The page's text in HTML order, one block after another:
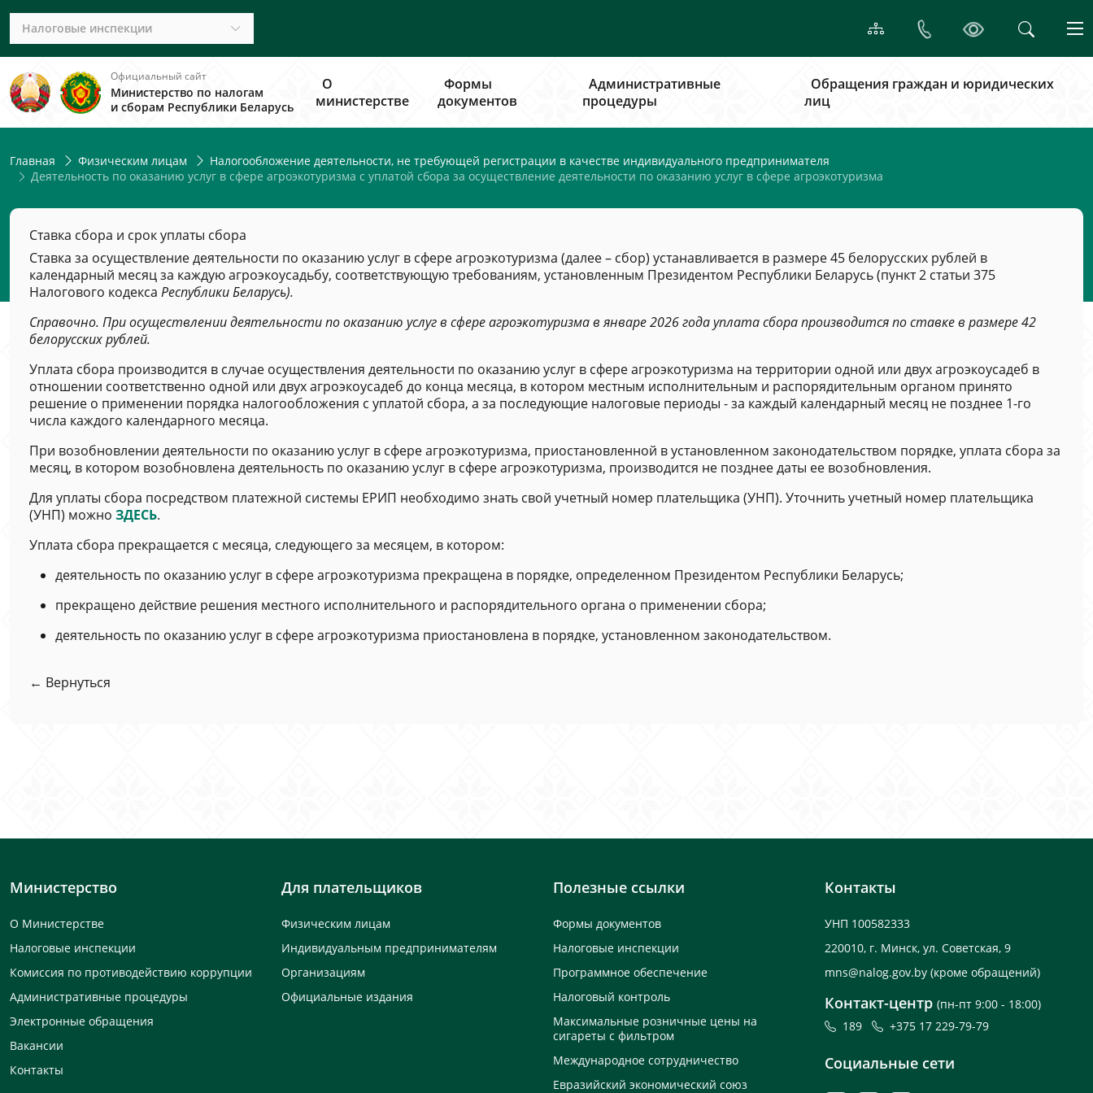
Налоговые инспекции
Официальный сайт
Министерство по налогам
и сборам Республики Беларусь
О
министерстве
Формы
документов
Административные
процедуры
Обращения граждан и юридических
лиц
Главная Физическим лицам
Налогообложение деятельности, не требующей регистрации в качестве индивидуального предпринимателя
Деятельность по оказанию услуг в сфере агроэкотуризма с уплатой сбора за осуществление деятельности по оказанию услуг в сфере агроэкотуризма
Ставка сбора и срок уплаты сбора
Ставка за осуществление деятельности по оказанию услуг в сфере агроэкотуризма (далее – сбор) устанавливается в размере 45 белорусских рублей в
календарный месяц за каждую агроэкоусадьбу, соответствующую требованиям, установленным Президентом Республики Беларусь (пункт 2 статьи 375
Налогового кодекса Республики Беларусь).
Справочно. При осуществлении деятельности по оказанию услуг в сфере агроэкотуризма в январе 2026 года уплата сбора производится по ставке в размере 42
белорусских рублей.
Уплата сбора производится в случае осуществления деятельности по оказанию услуг в сфере агроэкотуризма на территории одной или двух агроэкоусадеб в
отношении соответственно одной или двух агроэкоусадеб до конца месяца, в котором местным исполнительным и распорядительным органом принято
решение о применении порядка налогообложения с уплатой сбора, а за последующие налоговые периоды - за каждый календарный месяц не позднее 1-го
числа каждого календарного месяца.
При возобновлении деятельности по оказанию услуг в сфере агроэкотуризма, приостановленной в установленном законодательством порядке, уплата сбора за
месяц, в котором возобновлена деятельность по оказанию услуг в сфере агроэкотуризма, производится не позднее даты ее возобновления.
Для уплаты сбора посредством платежной системы ЕРИП необходимо знать свой учетный номер плательщика (УНП). Уточнить учетный номер плательщика
(УНП) можно ЗДЕСЬ.
Уплата сбора прекращается с месяца, следующего за месяцем, в котором:
деятельность по оказанию услуг в сфере агроэкотуризма прекращена в порядке, определенном Президентом Республики Беларусь;
прекращено действие решения местного исполнительного и распорядительного органа о применении сбора;
деятельность по оказанию услуг в сфере агроэкотуризма приостановлена в порядке, установленном законодательством.
← Вернуться
Министерство
О Министерстве
Налоговые инспекции
Комиссия по противодействию коррупции
Административные процедуры
Электронные обращения
Вакансии
Контакты
Для плательщиков
Физическим лицам
Индивидуальным предпринимателям
Организациям
Официальные издания
Полезные ссылки
Формы документов
Налоговые инспекции
Программное обеспечение
Налоговый контроль
Максимальные розничные цены на
сигареты с фильтром
Международное сотрудничество
Евразийский экономический союз
Контакты
УНП 100582333
220010, г. Минск, ул. Советская, 9
mns@nalog.gov.by (кроме обращений)
Контакт-центр (пн-пт 9:00 - 18:00)
189
+375 17 229-79-79
Социальные сети